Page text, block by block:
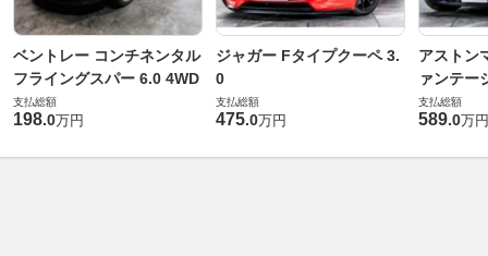
ベントレー コンチネンタル
フライングスパー 6.0 4WD
支払総額
198.0万円
ジャガー Fタイプクーペ 3.
0
支払総額
475.0万円
アストン
ァンテー
支払総額
589.0万円